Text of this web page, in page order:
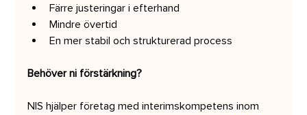
Färre justeringar i efterhand
Mindre övertid
En mer stabil och strukturerad process
Behöver ni förstärkning?
NIS hjälper företag med interimskompetens inom